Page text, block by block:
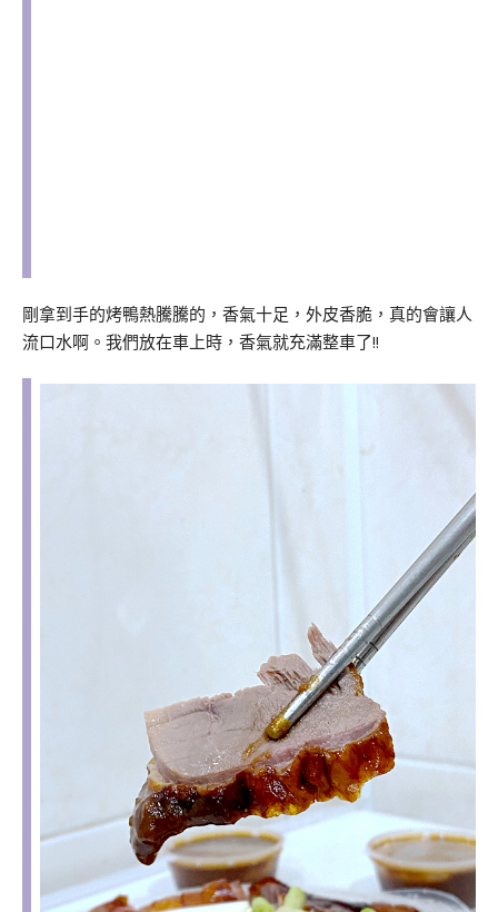
剛拿到手的烤鴨熱騰騰的，香氣十足，外皮香脆，真的會讓人
流口水啊。我們放在車上時，香氣就充滿整車了!!